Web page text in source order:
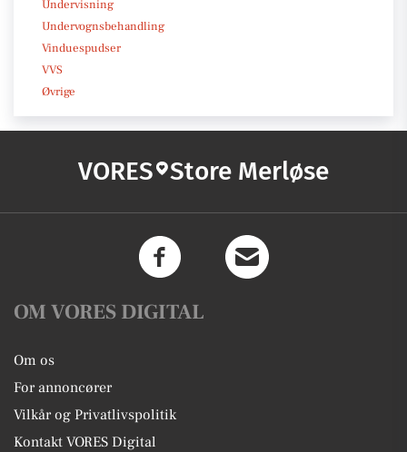
Undervisning
Undervognsbehandling
Vinduespudser
VVS
Øvrige
VORES Store Merløse
OM VORES DIGITAL
Om os
For annoncører
Vilkår og Privatlivspolitik
Kontakt VORES Digital